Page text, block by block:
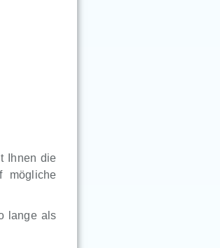
Ihnen die
mögliche
lange als